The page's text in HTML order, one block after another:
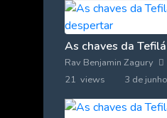
Rav Benjamin Zagury
21 views
3 de